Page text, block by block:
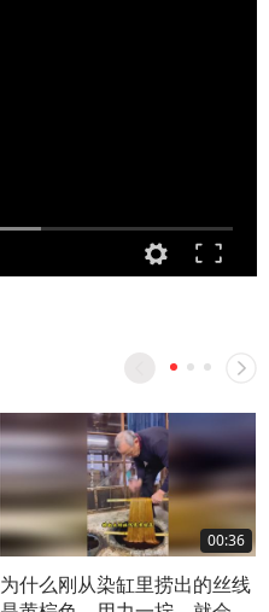
00:36
为什么刚从染缸里捞出的丝线